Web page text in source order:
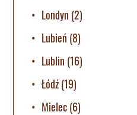
Londyn (2)
Lubień (8)
Lublin (16)
Łódź(19)
Mielec(6)